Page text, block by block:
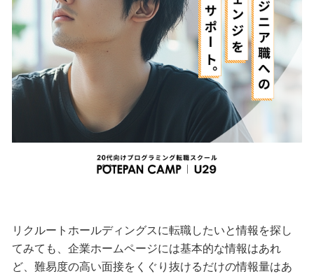
リクルートホールディングスに転職したいと情報を探し
てみても、企業ホームページには基本的な情報はあれ
ど、難易度の高い面接をくぐり抜けるだけの情報量はあ